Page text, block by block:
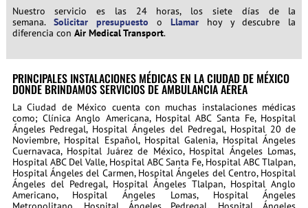
Nuestro servicio es las 24 horas, los siete días de la
semana. Solicitar presupuesto o Llamarhoy y descubre la
diferencia con Air Medical Transport.
PRINCIPALES INSTALACIONES MÉDICAS EN LA CIUDAD DE MÉXICO
DONDE BRINDAMOS SERVICIOS DE AMBULANCIA AÉREA
La Ciudad de México cuenta con muchas instalaciones médicas
como; Clínica Anglo Americana, Hospital ABC Santa Fe, Hospital
Ángeles Pedregal, Hospital Ángeles del Pedregal, Hospital 20 de
Noviembre, Hospital Español, Hospital Galenia, Hospital Ángeles
Cuernavaca, Hospital Juárez de México, Hospital Ángeles Lomas,
Hospital ABC Del Valle, Hospital ABC Santa Fe, Hospital ABC Tlalpan,
Hospital Ángeles del Carmen, Hospital Ángeles del Centro, Hospital
Ángeles del Pedregal, Hospital Ángeles Tlalpan, Hospital Anglo
Americano, Hospital Ángeles Lomas, Hospital Ángeles